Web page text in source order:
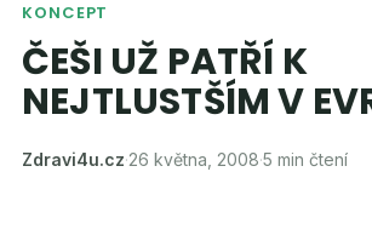
KONCEPT
ČEŠI UŽ PATŘÍ K
NEJTLUSTŠÍM V
Zdravi4u.cz·26 května, 2008·5 min čtení